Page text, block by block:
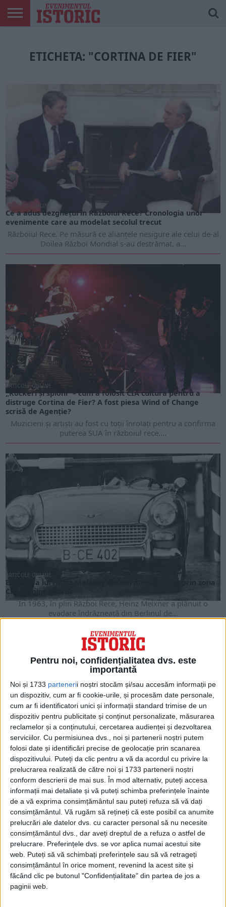
Pentru noi, confidențialitatea dvs. este
importantă
Noi și 1733 partenerii noștri stocăm și/sau accesăm informații pe
un dispozitiv, cum ar fi cookie-urile, și procesăm date personale,
cum ar fi identificatori unici și informații standard trimise de un
dispozitiv pentru publicitate și conținut personalizate, măsurarea
reclamelor și a conținutului, cercetarea audienței și dezvoltarea
serviciilor. Cu permisiunea dvs., noi și partenerii noștri putem
folosi date și identificări precise de geolocație prin scanarea
dispozitivului. Puteți da clic pentru a vă da acordul cu privire la
prelucrarea realizată de către noi și 1733 partenerii noștri
conform descrierii de mai sus. În mod alternativ, puteți accesa
informații mai detaliate și vă puteți schimba preferințele înainte
de a vă exprima consimțământul sau puteți refuza să vă dați
consimțământul. Vă rugăm să rețineți că este posibil ca anumite
prelucrări ale datelor dvs. cu caracter personal să nu necesite
consimțământul dvs., dar aveți dreptul de a refuza o astfel de
prelucrare. Preferințele dvs. se vor aplica numai acestui site
web. Puteți să vă schimbați preferințele sau să vă retrageți
consimțământul în orice moment, revenind la acest site și
făcând clic pe butonul "Confidențialitate" din partea de jos a
paginii web.
TIPĂRITE
PLAY
MEUETICHETA: "CORTINA DE FIER"
ARTICOLE ONLINE
Ce a adus dezghețul în Războiul Rece? Cronologia unor
evenimente care au modelat secolul trecut
Războiul Rece. Pe măsură ce alianțele nesigure ale celui de-al
Doilea Război Mondial s-au destrămat, a...
ARTICOLE ONLINE
„Rockeri și spioni” – cum a folosit CIA cultura pentru a
distruge Cortina de Fier? A fost piesa Wind of Change
scrisă de Agenție?
Muzicieni și artiști au fost cu toții înrolați pentru a confirma
puterea SUA în războiul rece....
ARTICOLE ONLINE
Evadarea lui Heinz Meixner din Germania de Est prin zona
Checkpoint Charlie
În 1963, în plin Război Rece, Heinz Meixner a plănuit o
evadare îndrăzneață din Berlinul de...
ARTICOLE ONLINE
De la controlul comunist la Revoluția de Catifea: Cum au
înfruntat cehoslovacii dictatura și au obținut
independența?
Uniunea Sovietică pierduse mai mult de 25 de milioane de
oameni și suferise pagube de miliarde...